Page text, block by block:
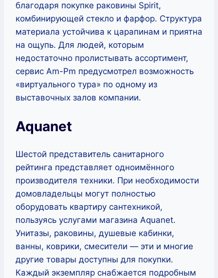
благодаря покупке раковины Spirit,
комбинирующей стекло и фарфор. Структура
материала устойчива к царапинам и приятна
на ощупь. Для людей, которым
недостаточно пролистывать ассортимент,
сервис Am-Pm предусмотрел возможность
«виртуального тура» по одному из
выставочных залов компании.
Aquanet
Шестой представитель санитарного
рейтинга представляет одноимённого
производителя техники. При необходимости
домовладельцы могут полностью
оборудовать квартиру сантехникой,
пользуясь услугами магазина Aquanet.
Унитазы, раковины, душевые кабинки,
ванны, коврики, смесители — эти и многие
другие товары доступны для покупки.
Каждый экземпляр снабжается подробным